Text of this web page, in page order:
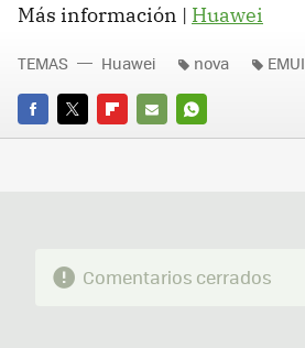
Más información | Huawei
FACEBOOK
TWITTERFLIPBOARD
E-
WHATSAPP
TEMAS Huawei nova EMUI
Comentarios cerrados